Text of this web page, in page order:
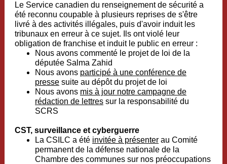
Le Service canadien du renseignement de sécurité a
été reconnu coupable à plusieurs reprises de s'être
livré à des activités illégales, puis d'avoir induit les
tribunaux en erreur à ce sujet. Ils ont violé leur
obligation de franchise et induit le public en erreur :
Nous avons commenté le projet de loi de la
députée Salma Zahid
Nous avons participé à une conférence de
presse suite au dépôt du projet de loi
Nous avons mis à jour notre campagne de
rédaction de lettres sur la responsabilité du
SCRS
CST, surveillance et cyberguerre
La CSILC a été invitée à présenter au Comité
permanent de la défense nationale de la
Chambre des communes sur nos préoccupations